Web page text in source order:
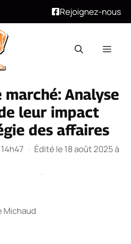
Rejoignez-nous
Analyse
leur impact
des affaires
· Édité le 18 août 2025 à
Michaud
·